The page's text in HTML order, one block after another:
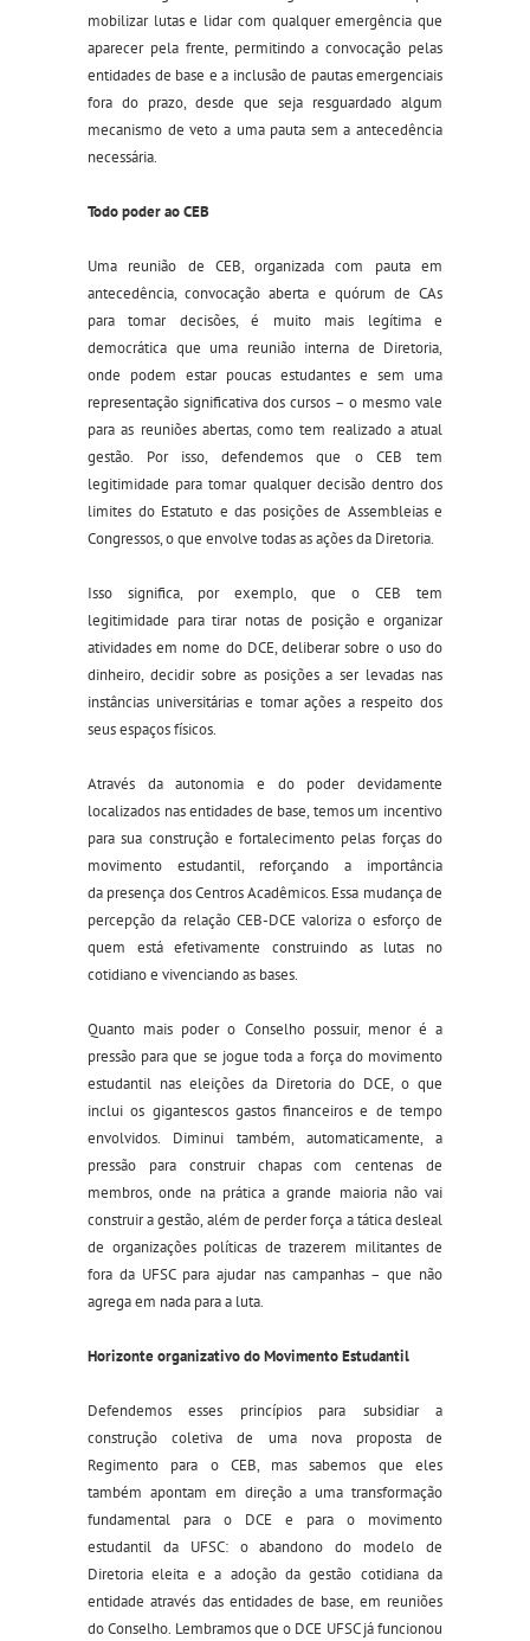
mobilizar lutas e lidar com qualquer emergência que
aparecer pela frente, permitindo a convocação pelas
entidades de base e a inclusão de pautas emergenciais
fora do prazo, desde que seja resguardado algum
mecanismo de veto a uma pauta sem a antecedência
necessária.
Todo poder ao CEB
Uma reunião de CEB, organizada com pauta em
antecedência, convocação aberta e quórum de CAs
para tomar decisões, é muito mais legítima e
democrática que uma reunião interna de Diretoria,
onde podem estar poucas estudantes e sem uma
representação significativa dos cursos – o mesmo vale
para as reuniões abertas,como tem realizado a atual
gestão. Por isso, defendemos que o CEB tem
legitimidade para tomar qualquer decisão dentro dos
limites do Estatuto e das posições de Assembleias e
Congressos, o que envolve todas as ações da Diretoria.
Isso significa, por exemplo, que o CEB tem
legitimidade para tirar notas de posição e organizar
atividades em nome do DCE, deliberar sobre o uso do
dinheiro, decidir sobre as posições a ser levadas nas
instâncias universitárias e tomar ações a respeito dos
seus espaços físicos.
Através da autonomia e do poder devidamente
localizados nasentidades de base, temos um incentivo
para sua construção e fortalecimento pelas forças do
movimento estudantil, reforçando a importância
da presença dos Centros Acadêmicos. Essa mudança de
percepção da relação CEB-DCE valoriza o esforço de
quem está efetivamente construindo as lutas no
cotidiano e vivenciando as bases.
Quanto mais poder o Conselho possuir, menor é a
pressão para que se jogue toda a força do movimento
estudantil nas eleições da Diretoria do DCE, o que
inclui os gigantescos gastos financeiros e de tempo
envolvidos. Diminui também, automaticamente, a
pressão para construir chapas com centenas de
membros, onde na prática a grande maioria não vai
construir a gestão, além de perder força a tática desleal
de organizações políticas de trazerem militantes de
fora da UFSC para ajudar nas campanhas – que não
agrega em nada para a luta.
Horizonte organizativo do MovimentoEstudantil
Defendemos esses princípios para subsidiar a
construçãocoletivade uma nova proposta de
Regimento para o CEB, mas sabemos que eles
também apontam em direção a uma transformação
fundamental para o DCE e para o movimento
estudantil da UFSC:o abandono do modelo de
Diretoria eleita ea adoção da gestão cotidiana da
entidade através das entidades de base, em reuniões
do Conselho. Lembramosque o DCE UFSC já funcionou